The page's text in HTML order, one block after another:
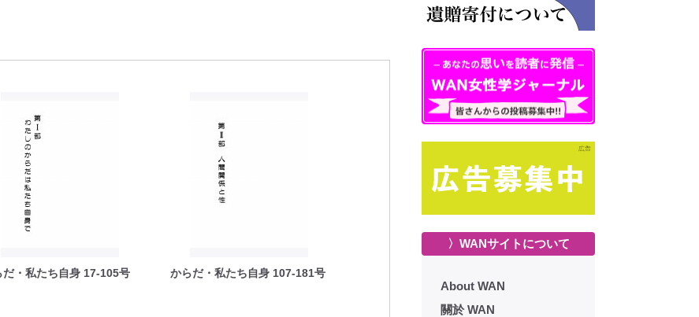
だ・私たち自身 17-105号 からだ・私たち自身 107-181号
〉WANサイトについて
About WAN
關於 WAN